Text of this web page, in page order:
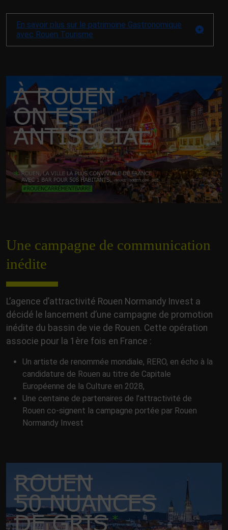
En savoir plus sur le patrimoine Gastronomique
avec Rouen Tourisme
Une campagne de communication
inédite
L’agence d’attractivité Rouen Normandy Invest a
décidé le lancement d’une campagne de promotion
inédite du bassin de vie de Rouen. Cette opération
associe pour la 1ère fois en France :
Un artiste de renommée mondiale, RERO, en écho à la
candidature de Rouen au titre de Capitale
Européenne de la Culture en 2028,
Une centaine de partenaires de l’attractivité de
Rouen co-signent la campagne portée par Rouen
Normandy Invest